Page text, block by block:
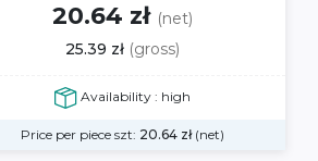
20.64 zł (net)
25.39 zł (gross)
Availability : high
Price per piece szt: 20.64 zł(net)